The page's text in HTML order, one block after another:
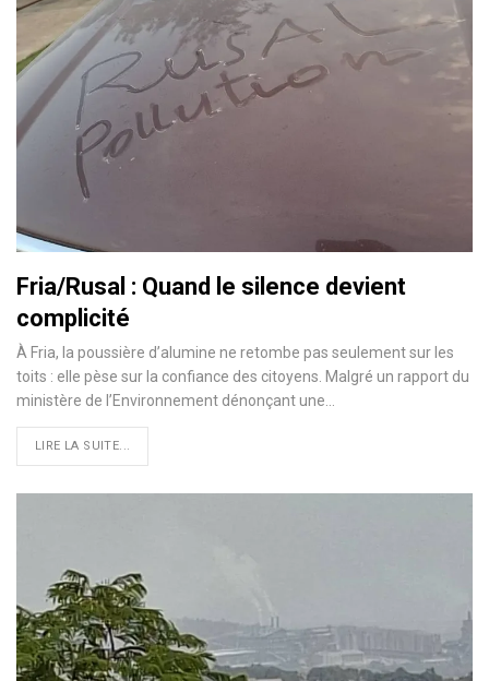
Fria/Rusal : Quand le silence devient
complicité
À Fria, la poussière d’alumine ne retombe pas seulement sur les
toits : elle pèse sur la confiance des citoyens. Malgré un rapport du
ministère de l’Environnement dénonçant une…
LIRE LA SUITE...